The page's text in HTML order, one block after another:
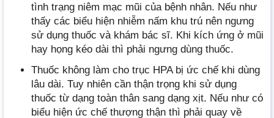
tình trạng niêm mạc mũi của bệnh nhân. Nếu như
thấy các biểu hiện nhiễm nấm khu trú nên ngưng
sử dụng thuốc và khám bác sĩ. Khi kích ứng ở mũi
hay họng kéo dài thì phải ngưng dùng thuốc.
Thuốc không làm cho trục HPA bị ức chế khi dùng
lâu dài. Tuy nhiên cần thận trọng khi sử dụng
thuốc từ dạng toàn thân sang dạng xịt. Nếu như có
biểu hiện ức chế thượng thận thì phải quay về